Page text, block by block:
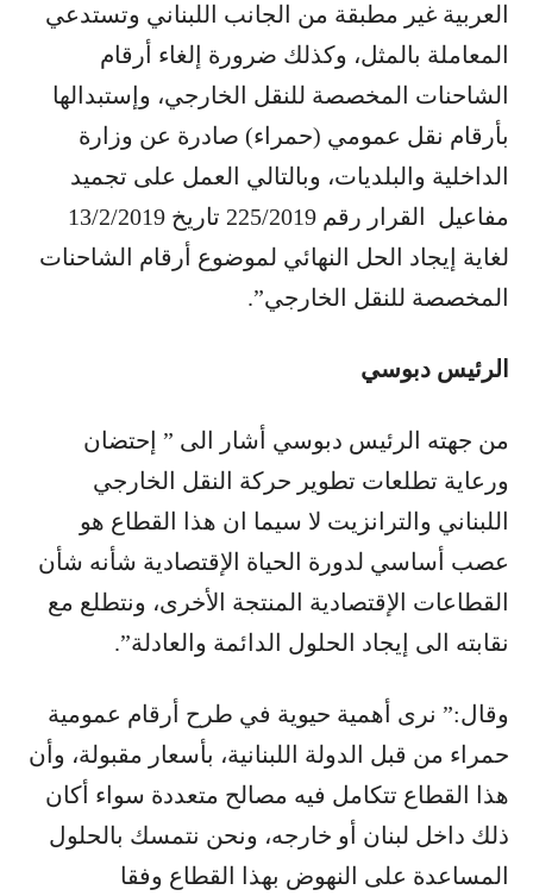
العربية غير مطبقة من الجانب اللبناني وتستدعي
المعاملة بالمثل، وكذلك ضرورة إلغاء أرقام
الشاحنات المخصصة للنقل الخارجي، وإستبدالها
بأرقام نقل عمومي (حمراء) صادرة عن وزارة
الداخلية والبلديات، وبالتالي العمل على تجميد
لغاية إيجاد الحل النهائي لموضوع أرقام الشاحنات
المخصصة للنقل الخارجي”.
الرئيس دبوسي
من جهته الرئيس دبوسي أشار الى ” إحتضان
ورعاية تطلعات تطوير حركة النقل الخارجي
اللبناني والترانزيت لا سيما ان هذا القطاع هو
عصب أساسي لدورة الحياة الإقتصادية شأنه شأن
القطاعات الإقتصادية المنتجة الأخرى، ونتطلع مع
نقابته الى إيجاد الحلول الدائمة والعادلة”.
وقال:” نرى أهمية حيوية في طرح أرقام عمومية
حمراء من قبل الدولة اللبنانية، بأسعار مقبولة، وأن
هذا القطاع تتكامل فيه مصالح متعددة سواء أكان
ذلك داخل لبنان أو خارجه، ونحن نتمسك بالحلول
المساعدة على النهوض بهذا القطاع وفقا